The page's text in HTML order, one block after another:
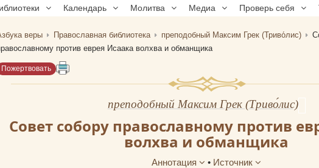
Календарь Молитва Медиа Проверь себя
веры Православная библиотека преподобный Максим Грек (Триво́лис)
против еврея Исаака волхва и обманщика
Пожертвовать
преподобный Максим Грек (Триво́лис)
Совет собору православному против
волхва и обманщика
Аннотация • Источник